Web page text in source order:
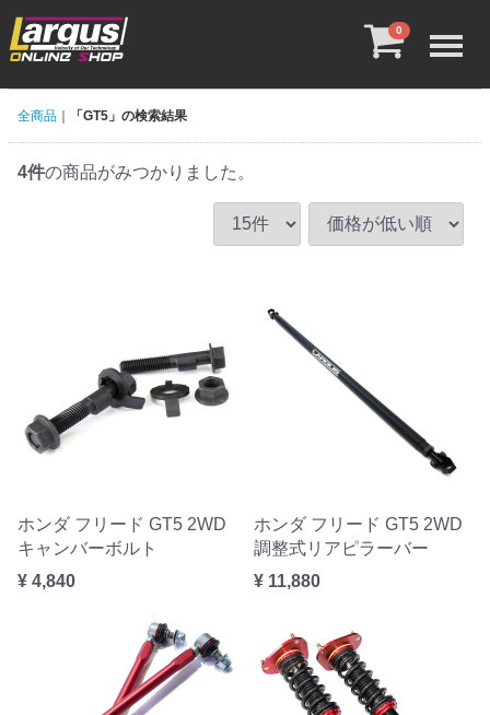
0
全商品 「GT5」の検索結果
4件の商品がみつかりました。
ホンダ フリード GT5 2WD
キャンバーボルト
¥ 4,840
ホンダ フリード GT5 2WD
調整式リアピラーバー
¥ 11,880